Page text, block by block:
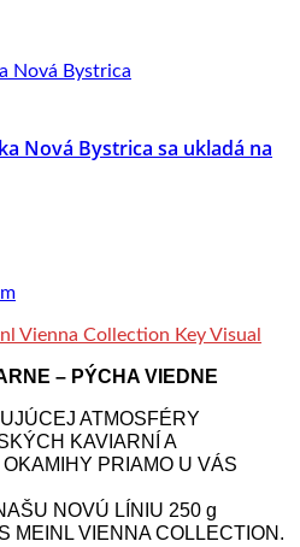
Nová Bystrica sa ukladá na
– PÝCHA VIEDNE
ATMOSFÉRY
KAVIARNÍ A
PRIAMO U VÁS
NOVÚ LÍNIU 250 g
MEINL VIENNA COLLECTION.